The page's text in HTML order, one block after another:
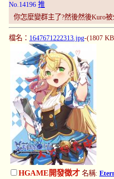
No.14196 推
你怎麼變群主了?然後然後Kuro
檔名： 1647671222313.jpg-(1807
HGAME開發徵才 名稱: